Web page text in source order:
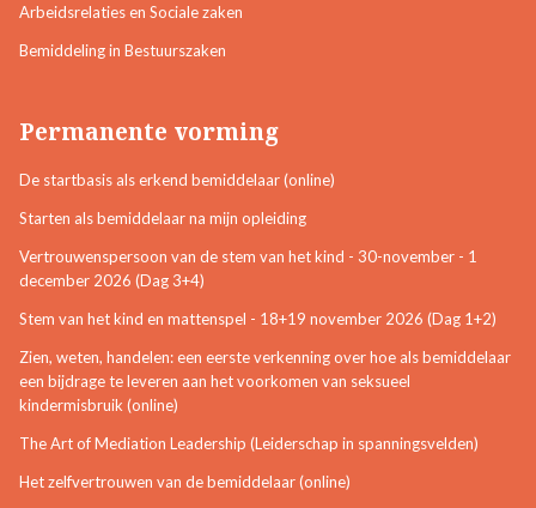
Arbeidsrelaties en Sociale zaken
Bemiddeling in Bestuurszaken
Permanente vorming
De startbasis als erkend bemiddelaar (online)
Starten als bemiddelaar na mijn opleiding
Vertrouwenspersoon van de stem van het kind - 30-november - 1
december 2026 (Dag 3+4)
Stem van het kind en mattenspel - 18+19 november 2026 (Dag 1+2)
Zien, weten, handelen: een eerste verkenning over hoe als bemiddelaar
een bijdrage te leveren aan het voorkomen van seksueel
kindermisbruik (online)
The Art of Mediation Leadership (Leiderschap in spanningsvelden)
Het zelfvertrouwen van de bemiddelaar (online)